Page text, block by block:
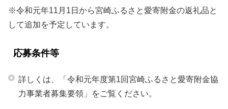
※令和元年11月1日から宮崎ふるさと愛寄附金の返礼品と
して追加を予定しています。
応募条件等
詳しくは、「令和元年度第1回宮崎ふるさと愛寄附金協
力事業者募集要領」をご覧ください。